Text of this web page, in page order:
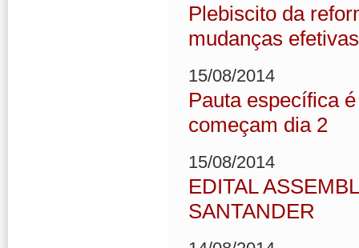
Plebiscito da
mudanças efetivas
15/08/2014
Pauta específica
começam dia 2
15/08/2014
EDITAL
SANTANDER